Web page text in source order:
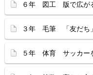
６年 図工 版で広が
３年 毛筆 「友だち
５年 体育 サッカー